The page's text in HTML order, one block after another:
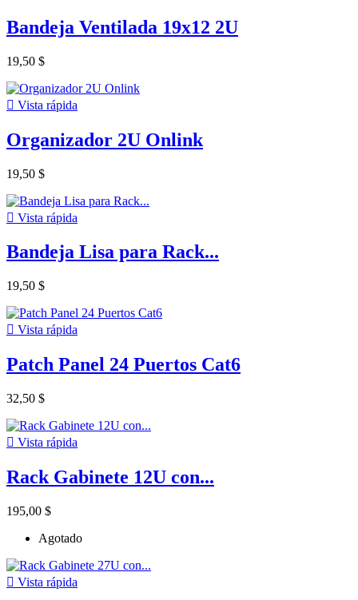
Bandeja Ventilada 19x12 2U
19,50 $
 Vista rápida
Organizador 2U Onlink
19,50 $
 Vista rápida
Bandeja Lisa para Rack...
19,50 $
 Vista rápida
Patch Panel 24 Puertos Cat6
32,50 $
 Vista rápida
Rack Gabinete 12U con...
195,00 $
Agotado
 Vista rápida